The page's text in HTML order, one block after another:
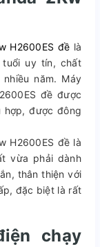
H2600ES đề là
uy tín, chất
năm. Máy
đề được
hợp, được đông
H2600ES đề là
vừa phải dành
thân thiện với
đặc biệt là rất
chạy